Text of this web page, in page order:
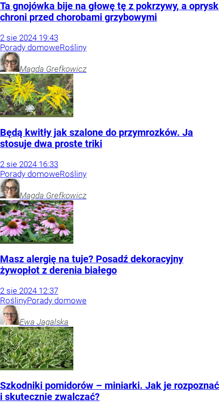
Ta gnojówka bije na głowę tę z pokrzywy, a oprysk
chroni przed chorobami grzybowymi
2 sie 2024 19:43
Porady domoweRośliny
Magda Grefkowicz
Będą kwitły jak szalone do przymrozków. Ja
stosuje dwa proste triki
2 sie 2024 16:33
Porady domoweRośliny
Magda Grefkowicz
Masz alergię na tuje? Posadź dekoracyjny
żywopłot z derenia białego
2 sie 2024 12:37
RoślinyPorady domowe
Ewa Jagalska
Szkodniki pomidorów – miniarki. Jak je rozpoznać
i skutecznie zwalczać?